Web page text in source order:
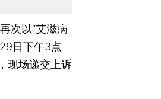
次以“艾滋病
日下午3点
现场递交上诉